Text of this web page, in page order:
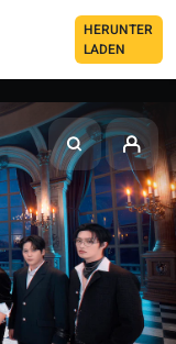
HERUNTER
LADEN